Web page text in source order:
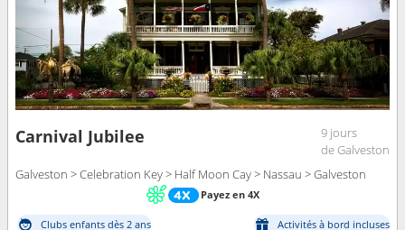
Carnival Jubilee
9 jours
de Galveston
Galveston > Celebration Key > Half Moon Cay > Nassau > Galveston
Payez en 4X
Clubs enfants dès 2 ans
Activités à bord incluses